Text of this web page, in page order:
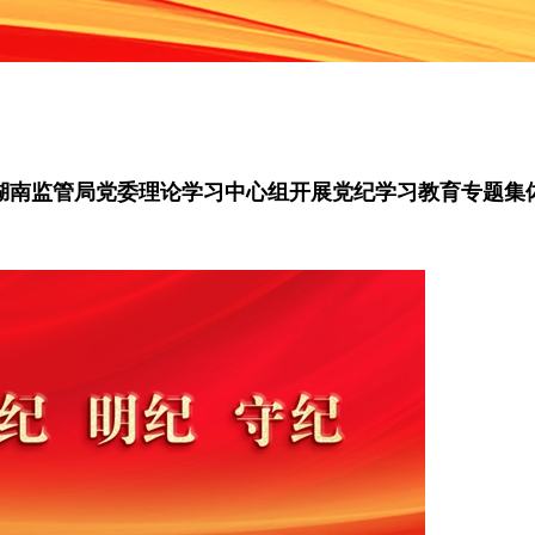
南监管局党委理论学习中心组开展党纪学习教育专题集